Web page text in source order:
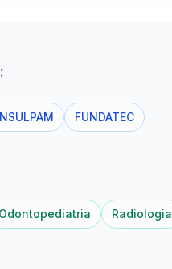
FUNDATEC
Odontopediatria Radiologia